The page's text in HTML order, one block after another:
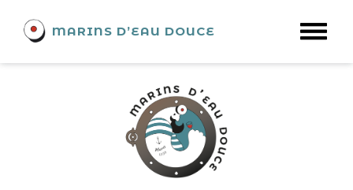
MARINS D’EAU DOUCE
EX VINYLO